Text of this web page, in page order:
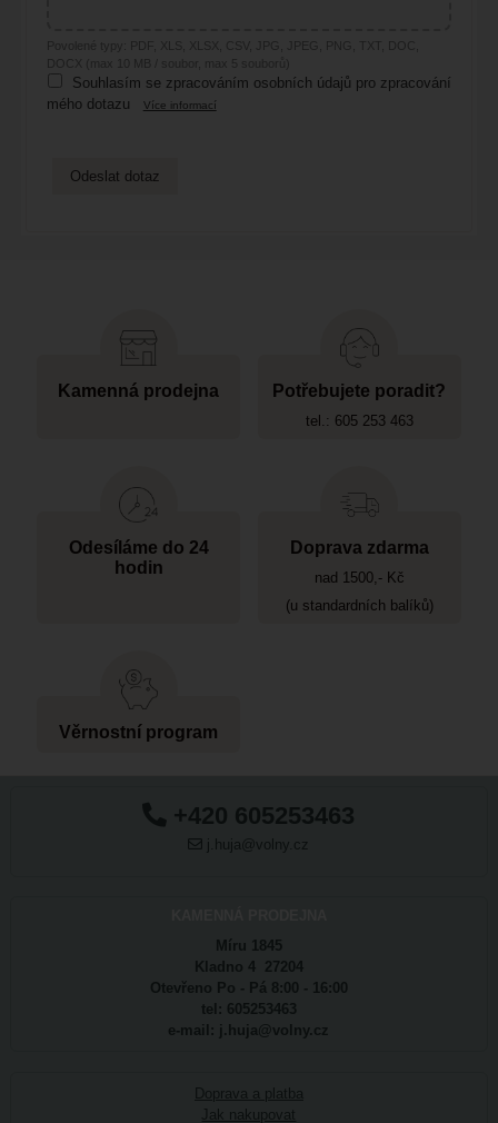
Povolené typy: PDF, XLS, XLSX, CSV, JPG, JPEG, PNG, TXT, DOC,
DOCX (max 10 MB / soubor, max 5 souborů)
Souhlasím se zpracováním osobních údajů pro zpracování
mého dotazu
Více informací
Kamenná prodejna Potřebujete poradit?
tel.: 605 253 463
Odesíláme do 24
hodin
Doprava zdarma
nad 1500,- Kč
(u standardních balíků)
Věrnostní program
+420 605253463
j.huja@volny.cz
Míru 1845
Kladno 4 27204
Otevřeno Po - Pá 8:00 - 16:00
tel: 605253463
e-mail: j.huja@volny.cz
Doprava a platba
Jak nakupovat